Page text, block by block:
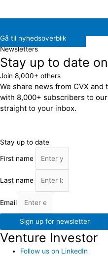
Gå til nyhedsoverblik
Newsletters
Stay up to date
Join 8,000+ others
We share news from CVX
with 8,000+ subscribers to
straight to your inbox.
Stay up to date
First name
Last name
Email
Sign up for newsletter
Venture Investor
Follow us on LinkedIn